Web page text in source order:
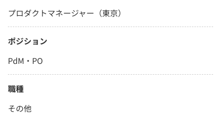
プロダクトマネージャー（東京）
ポジション
PdM・PO
職種
その他